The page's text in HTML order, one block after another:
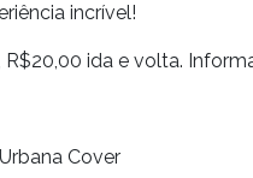
incrível!
R$20,00 ida e volta.
Cover